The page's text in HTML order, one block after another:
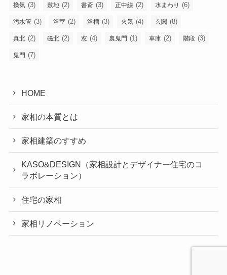
換気 (3) 敷地 (2) 書斎 (3) 正中線 (2) 水まわり (6)
汚水管 (3) 浴室 (2) 浴槽 (3) 火気 (4) 玄関 (8)
真北 (2) 磁北 (2) 窓 (4) 裏鬼門 (1) 車庫 (2) 階段 (3)
鬼門 (7)
HOME
家相の本質とは
家相建築のすすめ
KASO&DESIGN（家相設計とデザイナー住宅のコ
ラボレーション）
住宅の家相
家相リノベーション